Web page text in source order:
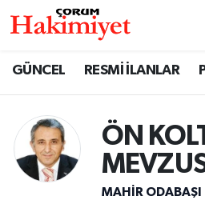
GÜNCEL RESMİ İLANLAR
ÖN
MAHIR ODABAŞI
SAĞLIK
ASAYİŞ
Nöbetçi Eczaneler
Çorum Namaz Vakitleri
Trafik Durumu